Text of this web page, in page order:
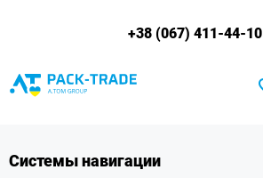
+38 (067) 411-44-10
Системы навигации